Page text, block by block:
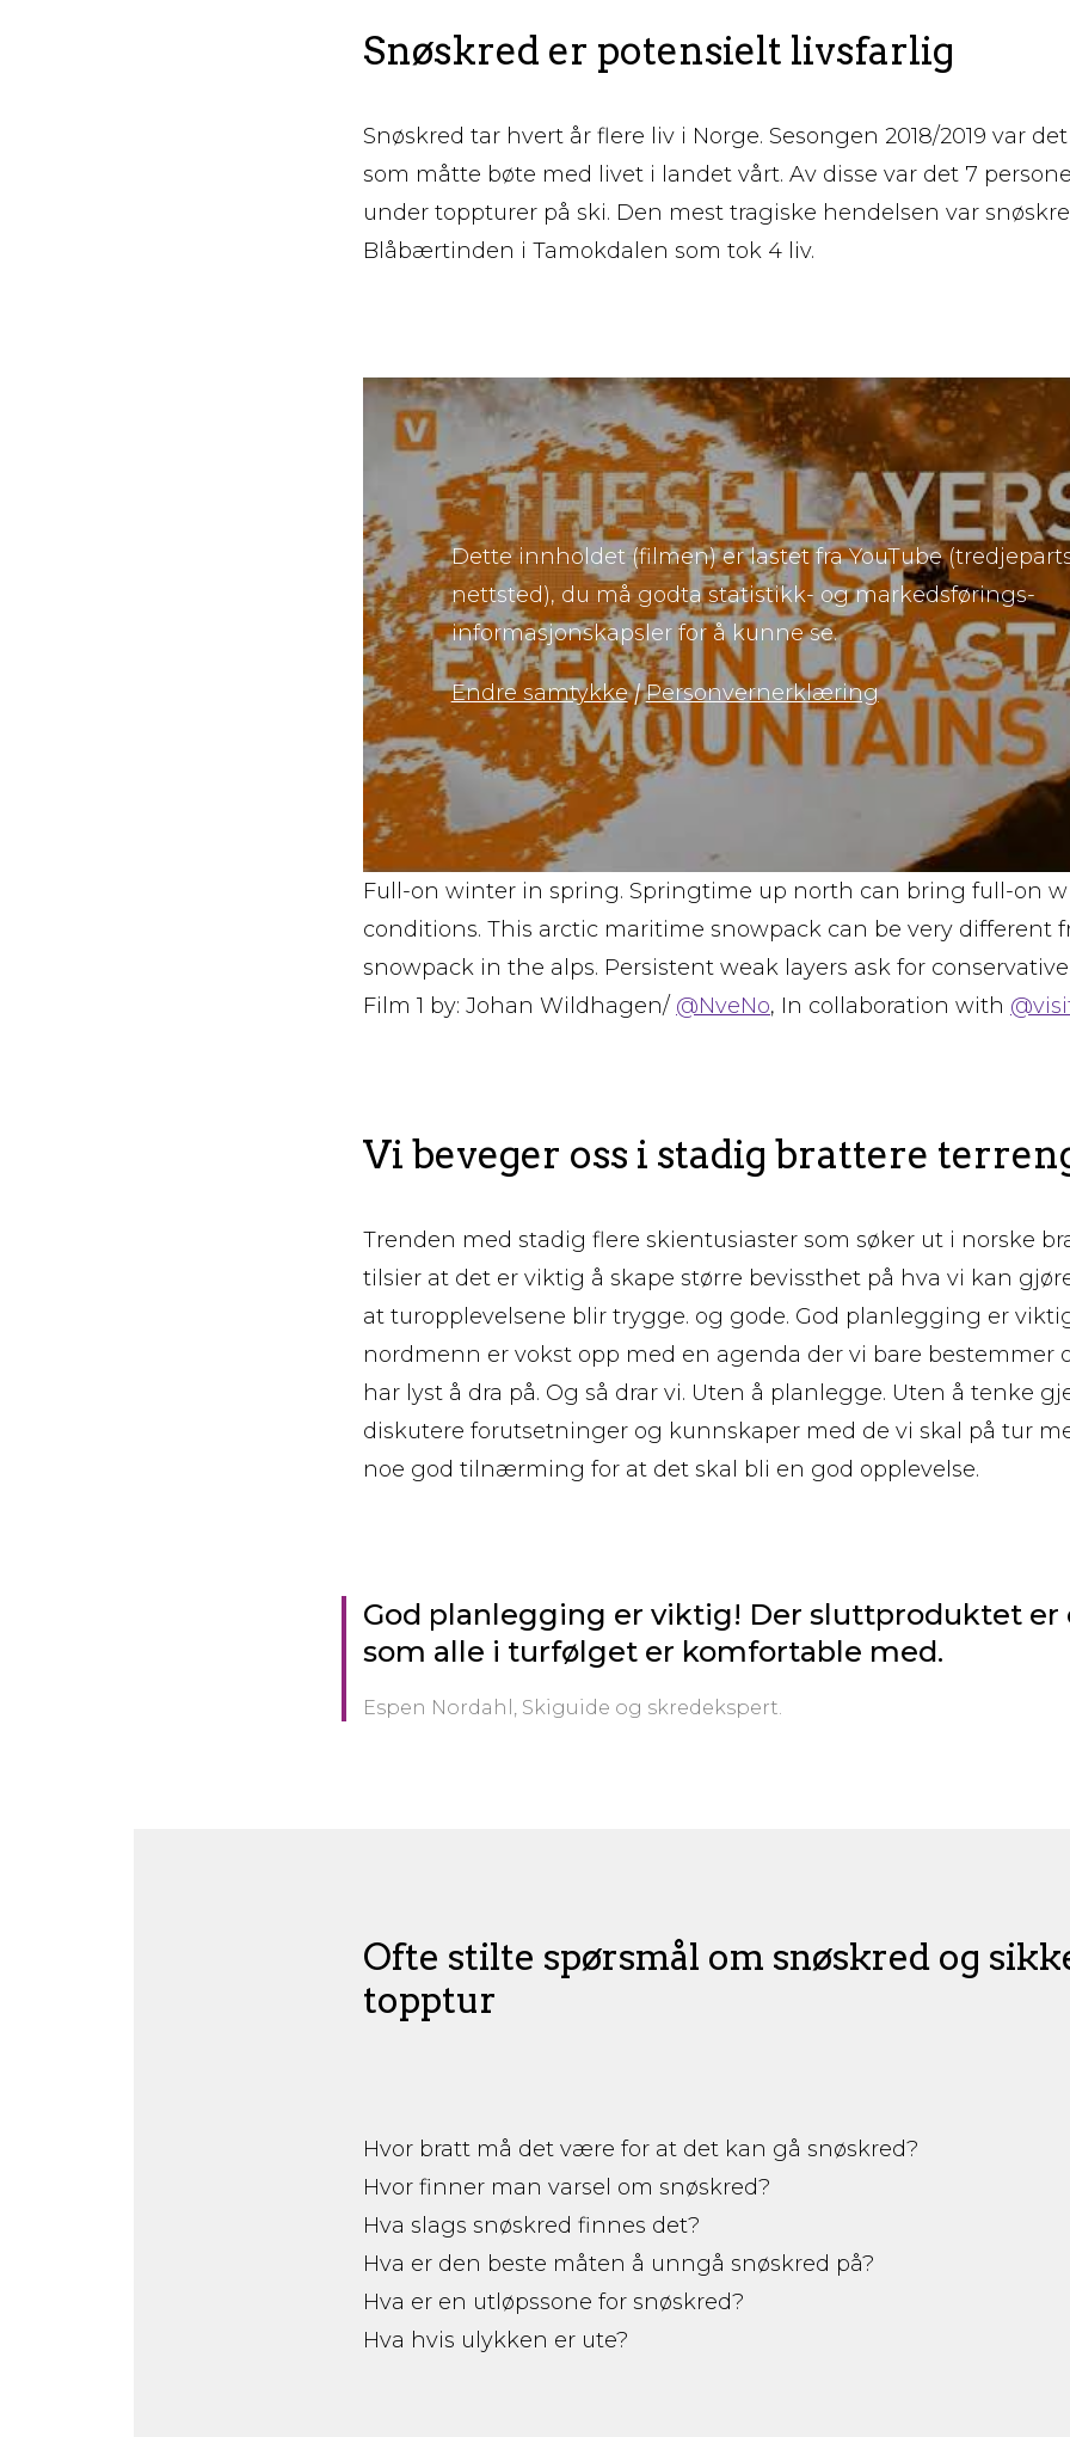
Snøskred er potensielt livsfarlig
Snøskred tar hvert år flere liv i Norge. Sesongen 2018/2019 var
som måtte bøte med livet i landet vårt. Av disse var det 7
under toppturer på ski. Den mest tragiske hendelsen var
Blåbærtinden i Tamokdalen som tok 4 liv.
Dette innholdet (filmen) er lastet fra YouTube
nettsted), du må godta statistikk- og markedsførings-
informasjonskapsler for å kunne se.
Endre samtykke | Personvernerklæring
Full-on winter in spring. Springtime up north can bring full-on
conditions. This arctic maritime snowpack can be very different
snowpack in the alps. Persistent weak layers ask for
Film 1 by: Johan Wildhagen/ @NveNo, In collaboration with
Vi beveger oss i stadig brattere
Trenden med stadig flere skientusiaster som søker ut i norske
tilsier at det er viktig å skape større bevissthet på hva vi kan
at turopplevelsene blir trygge. og gode. God planlegging er
nordmenn er vokst opp med en agenda der vi bare bestemmer
har lyst å dra på. Og så drar vi. Uten å planlegge. Uten å tenke
diskutere forutsetninger og kunnskaper med de vi skal på tur
noe god tilnærming for at det skal bli en god opplevelse.
God planlegging er viktig! Der sluttproduktet er
som alle i turfølget er komfortable med.
Espen Nordahl, Skiguide og skredekspert.
Ofte stilte spørsmål om snøskred og
topptur
Hvor bratt må det være for at det kan gå snøskred?
Hvor finner man varsel om snøskred?
Hva slags snøskred finnes det?
Hva er den beste måten å unngå snøskred på?
Hva er en utløpssone for snøskred?
Hva hvis ulykken er ute?